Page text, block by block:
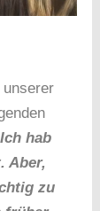
hab
Aber,
zu